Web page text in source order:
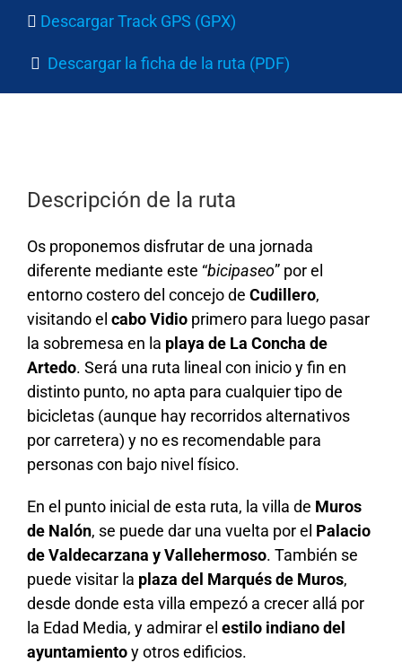
Descargar Track GPS (GPX)
Descargar la ficha de la ruta (PDF)
Descripción de la ruta
Os proponemos disfrutar de una jornada
diferente mediante este “bicipaseo” por el
entorno costero del concejo de Cudillero,
visitando el cabo Vidio primero para luego pasar
la sobremesa en la playa de La Concha de
Artedo. Será una ruta lineal con inicio y fin en
distinto punto, no apta para cualquier tipo de
bicicletas (aunque hay recorridos alternativos
por carretera) y no es recomendable para
personas con bajo nivel físico.
En el punto inicial de esta ruta, la villa de Muros
de Nalón, se puede dar una vuelta por el Palacio
de Valdecarzana y Vallehermoso. También se
puede visitar la plaza del Marqués de Muros,
desde donde esta villa empezó a crecer allá por
la Edad Media, y admirar el estilo indiano del
ayuntamientoy otros edificios.